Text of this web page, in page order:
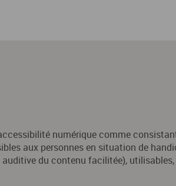
numérique comme
aux personnes en situation de
du contenu facilitée),